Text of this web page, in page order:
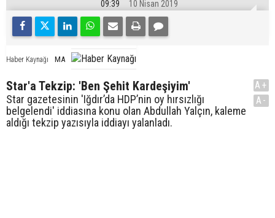
09:39 10 Nisan 2019
Haber Kaynağı MA
Star'a Tekzip: 'Ben Şehit Kardeşiyim'
Star gazetesinin 'Iğdır’da HDP’nin oy hırsızlığı
belgelendi' iddiasına konu olan Abdullah Yalçın, kaleme
aldığı tekzip yazısıyla iddiayı yalanladı.
A+
A-